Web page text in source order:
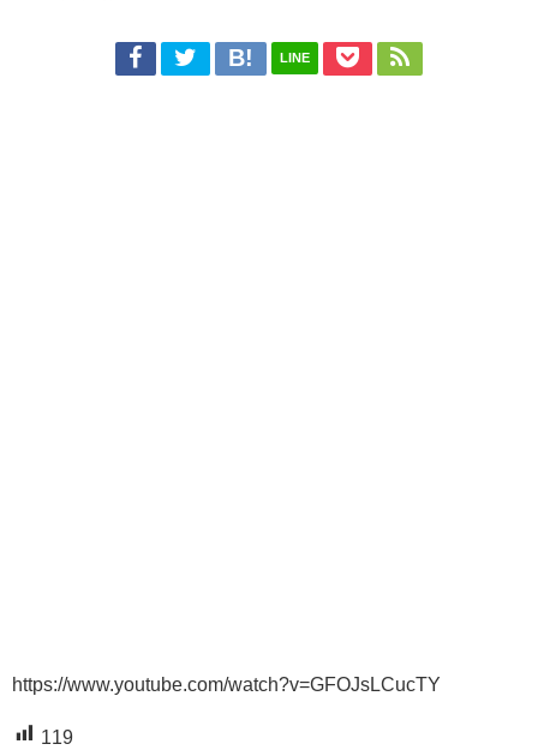
LINE
https://www.youtube.com/watch?v=GFOJsLCucTY
119